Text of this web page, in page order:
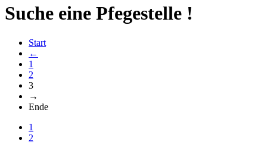
Suche eine Pfegestelle !
Start
←
1
2
3
→
Ende
1
2